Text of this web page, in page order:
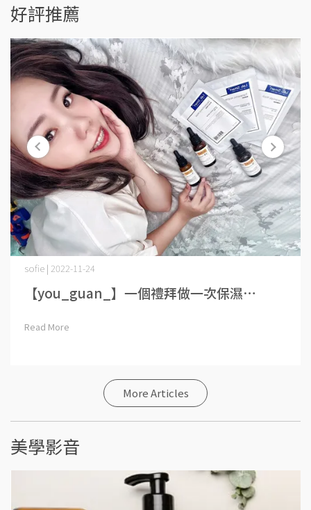
好評推薦
sofie | 2022-11-24
【you_guan_】一個禮拜做一次保濕⋯
Read More
More Articles
美學影音